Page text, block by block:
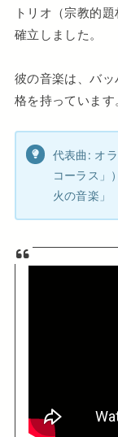
トリオ（宗教的
確立しました。
彼の音楽は、バ
格を持っています。
代表曲: オ
コーラス」
火の音楽」